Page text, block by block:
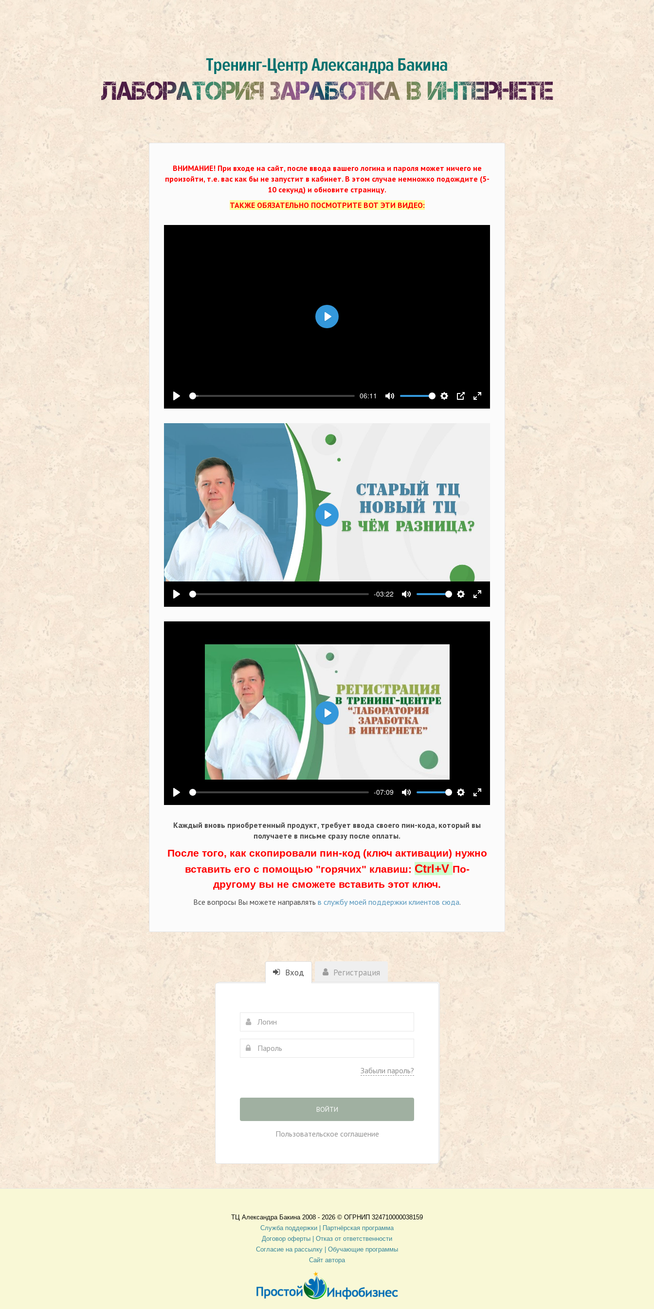
ВНИМАНИЕ! При входе на сайт, после ввода вашего логина и пароля может ничего не
произойти, т.е. вас как бы не запустит в кабинет. В этом случае немножко подождите (5-
10 секунд) и обновите страницу.
ТАКЖЕ ОБЯЗАТЕЛЬНО ПОСМОТРИТЕ ВОТ ЭТИ ВИДЕО:
Воспроизвести
06:11
Выключить звукНастройки
PIP На весь экран
Воспроизвести
Воспроизвести
-03:22
Выключить звукНастройки
На весь экран
Воспроизвести
Воспроизвести
-07:09
Выключить звукНастройки
На весь экран
Воспроизвести
Каждый вновь приобретенный продукт, требует ввода своего пин-кода, который вы
получаете в письме сразу после оплаты.
После того, как скопировали пин-код (ключ активации) нужно
вставить его с помощью "горячих" клавиш: Ctrl+V По-
другому вы не сможете вставить этот ключ.
Все вопросы Вы можете направлять в службу моей поддержки клиентов сюда.
Вход Регистрация
Забыли пароль?
ВОЙТИ
Пользовательское соглашение
ТЦ Александра Бакина 2008 - 2026 © ОГРНИП 324710000038159
Служба поддержки |
Партнёрская программа
Договор оферты
| Отказ от ответственности
Согласие на рассылку | Обучающие программы
Сайт автора